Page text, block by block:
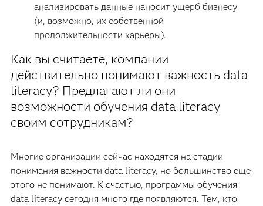
анализировать данные наносит ущерб бизнесу
(и, возможно, их собственной
продолжительности карьеры).
Как вы считаете, компании
действительно понимают важность data
literacy? Предлагают ли они
возможности обучения data literacy
своим сотрудникам?
Многие организации сейчас находятся на стадии
понимания важности data literacy, но большинство еще
этого не понимают. К счастью, программы обучения
data literacy сегодня много где появляются. Тем, кто